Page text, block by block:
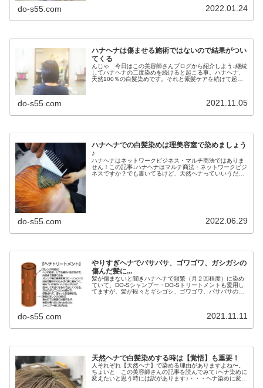
do-s55.com 2022.01.24
ハナヘナは傷ませる施術ではないので結果がつい
てくる
んじゃ 今日はこの美容師さんブログから紹介しよう↓継続
してハナヘナの二度染めを続けると起こる事。ハナヘナ、
天然100％の白髪染めです。それと素髪ケアを続けて起こ
do-s55.com 2021.11.05
ハナヘナでの白髪染めは理美容室で染めましょう
♪
ハナヘナはネットワークビジネス・マルチ商法ではありま
せん！この記事↓ハナヘナはマルチ商法・ネットワークビジ
ネスですか？でも書いてるけど、天然ヘナっていいうだけ
do-s55.com 2022.06.29
やりすぎヘナでバサバサ、ゴワゴワ、ガシガシの
傷んだ髪に...
髪が傷まないと聞きハナヘナで頻繁（月２回程度）に染め
ていて、DO-Sシャンプー・DO-Sトリートメントも愛用し
てますが、髪が段々とギシゴシ、ゴワゴワ、バサバサの乾
do-s55.com 2021.11.11
天然ヘナで白髪染めする時は【覚悟】も重要！
人それぞれ【天然ヘナ】で染める理由がありますよね〜。
ちょいと この美容師さんの記事を読んでみて↓ヘナ染めに
変えたいと思う時には訳があります♪・・・ヘナ染めに変え